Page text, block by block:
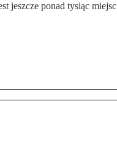
jeszcze ponad tysiąc miejsc